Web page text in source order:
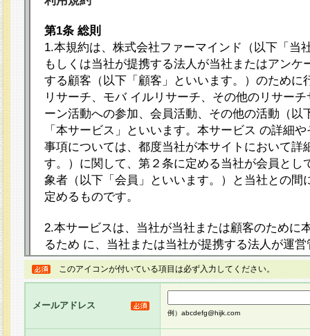
第1条 総則
1.本規約は、株式会社ファーマインド（以下「当
もしくは当社が提携する法人が当社またはアンケ
する顧客（以下「顧客」といいます。）のために
リサーチ、モバ イルリサーチ、その他のリサー
ーン活動への参加、会員活動、その他の活動（以
「本サービス」といいます。本サービス の詳細
事項については、都度当社が本サイトにおいて詳
す。）に関して、第２条に定める当社が会員とし
象者（以下「会員」といいます。）と当社との間
定めるものです。
2.本サービスは、当社が当社または顧客のために
るため に、当社または当社が提携する法人が運
ト（以下「本サイト」といいます。）上に本サー
ージを設け、会員がアンケー ト調査に回答する
し、その結果を当社が集計・分析その他の利用を
るものです。なお、本サービスは、それぞれの目
員に対して本サービスの依頼を行うこともあり、
このアイコンが付いている項目は必ず入力してください。
メールアドレス
例）abcdefg@hijk.com